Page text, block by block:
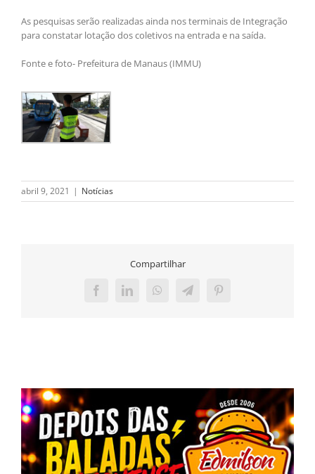
As pesquisas serão realizadas ainda nos terminais de Integração
para constatar lotação dos coletivos na entrada e na saída.
Fonte e foto- Prefeitura de Manaus (IMMU)
abril 9, 2021 | Notícias
Compartilhar
FacebookLinkedInWhatsAppTelegramPinterest